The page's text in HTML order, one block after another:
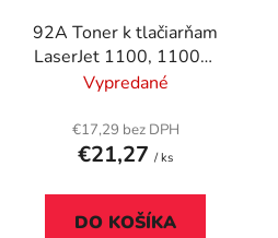
92A Toner k tlačiarňam
LaserJet 1100, 1100A,
3200, VICTORIA
2,5k
Vypredané
€17,29 bez DPH
€21,27 / ks
DO KOŠÍKA